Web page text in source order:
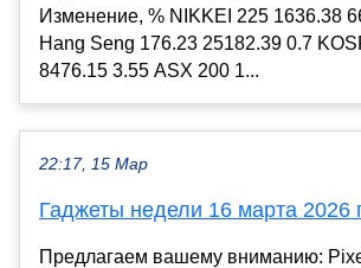
Изменение, % NIKKEI 225 1636.38
Hang Seng 176.23 25182.39 0.7
8476.15 3.55 ASX 200 1...
22:17, 15 Мар
Гаджеты недели 16 марта 2026
Предлагаем вашему вниманию: